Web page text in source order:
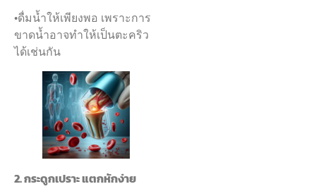
•ดื่มน้ำให้เพียงพอ เพราะการ
ขาดน้ำอาจทำให้เป็นตะคริว
ได้เช่นกัน
2. กระดูกเปราะ แตกหักง่าย